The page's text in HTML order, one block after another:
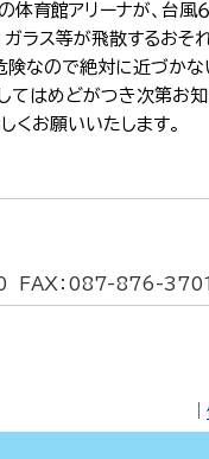
育館アリーナが、台風
ラス等が飛散するおそ
なので絶対に近づかな
はめどがつき次第お知
お願いいたします。
FAX ：087-876-3701